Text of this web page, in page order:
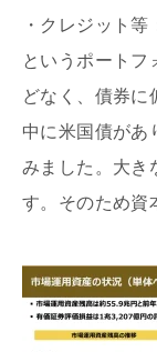
・クレジット等
というポートフ
どなく、債券に
中に米国債があ
みました。大き
す。そのため資